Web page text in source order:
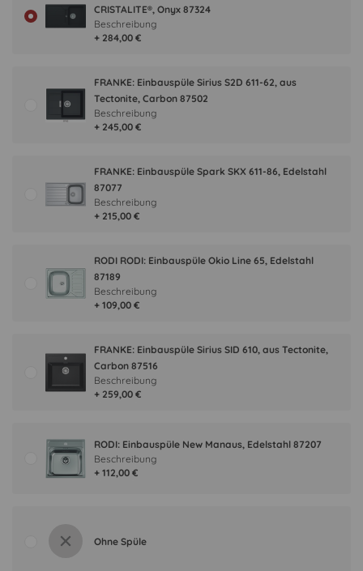
CRISTALITE®, Onyx 87324
+ 284,00 €
Beschreibung
FRANKE: Einbauspüle Sirius S2D 611-62, aus
Tectonite, Carbon 87502
+ 245,00 €
Beschreibung
FRANKE: Einbauspüle Spark SKX 611-86, Edelstahl
87077
+ 215,00 €
Beschreibung
RODI RODI: Einbauspüle Okio Line 65, Edelstahl
87189
+ 109,00 €
Beschreibung
FRANKE: Einbauspüle Sirius SID 610, aus Tectonite,
Carbon 87516
+ 259,00 €
Beschreibung
RODI: Einbauspüle New Manaus, Edelstahl 87207
+ 112,00 €
Beschreibung
Ohne Spüle